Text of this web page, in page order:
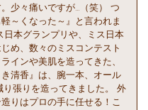
少々痛いですが…（笑） つ
～くなった～』と言われま
日本グランプリや、ミス日本
め、数々のミスコンテスト
インや美肌を造ってきた、
清香』は、腕一本、オール
り張りを造ってきました。 外
りはプロの手に任せる！こ